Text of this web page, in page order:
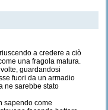
a credere a ciò
una fragola matura.
guardandosi
fuori da un armadio
ne sarebbe stato
sapendo come